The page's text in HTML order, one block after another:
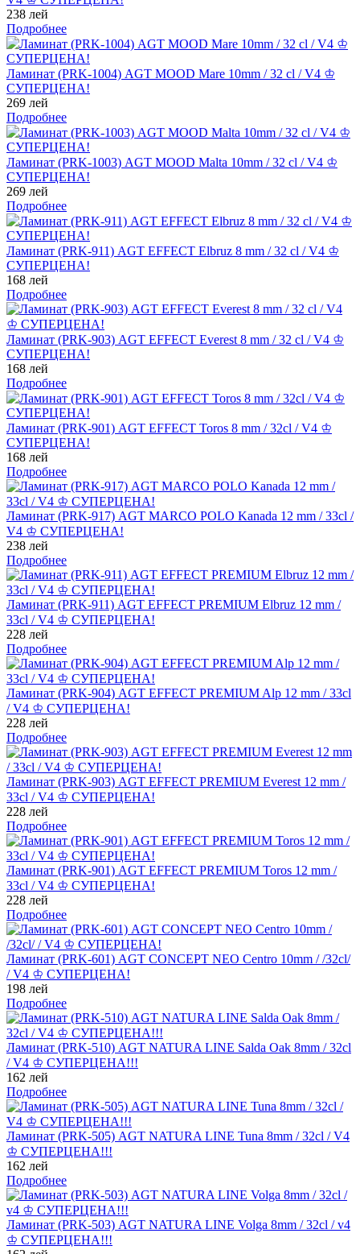
238 лей
Подробнее
Ламинат (PRK-1004) AGT MOOD Mare 10mm / 32 cl / V4 ♔
СУПЕРЦЕНА!
269 лей
Подробнее
Ламинат (PRK-1003) AGT MOOD Malta 10mm / 32 cl / V4 ♔
СУПЕРЦЕНА!
269 лей
Подробнее
Ламинат (PRK-911) AGT EFFECT Elbruz 8 mm / 32 cl / V4 ♔
СУПЕРЦЕНА!
168 лей
Подробнее
Ламинат (PRK-903) AGT EFFECT Everest 8 mm / 32 cl / V4 ♔
СУПЕРЦЕНА!
168 лей
Подробнее
Ламинат (PRK-901) AGT EFFECT Toros 8 mm / 32cl / V4 ♔
СУПЕРЦЕНА!
168 лей
Подробнее
Ламинат (PRK-917) AGT MARCO POLO Kanada 12 mm / 33cl /
V4 ♔ СУПЕРЦЕНА!
238 лей
Подробнее
Ламинат (PRK-911) AGT EFFECT PREMIUM Elbruz 12 mm /
33cl / V4 ♔ СУПЕРЦЕНА!
228 лей
Подробнее
Ламинат (PRK-904) AGT EFFECT PREMIUM Alp 12 mm / 33cl
/ V4 ♔ СУПЕРЦЕНА!
228 лей
Подробнее
Ламинат (PRK-903) AGT EFFECT PREMIUM Everest 12 mm /
33cl / V4 ♔ СУПЕРЦЕНА!
228 лей
Подробнее
Ламинат (PRK-901) AGT EFFECT PREMIUM Toros 12 mm /
33cl / V4 ♔ СУПЕРЦЕНА!
228 лей
Подробнее
Ламинат (PRK-601) AGT CONCEPT NEO Centro 10mm / /32cl/
/ V4 ♔ СУПЕРЦЕНА!
198 лей
Подробнее
Ламинат (PRK-510) AGT NATURA LINE Salda Oak 8mm / 32cl
/ V4 ♔ СУПЕРЦЕНА!!!
162 лей
Подробнее
Ламинат (PRK-505) AGT NATURA LINE Tuna 8mm / 32cl / V4
♔ СУПЕРЦЕНА!!!
162 лей
Подробнее
Ламинат (PRK-503) AGT NATURA LINE Volga 8mm / 32cl / v4
♔ СУПЕРЦЕНА!!!